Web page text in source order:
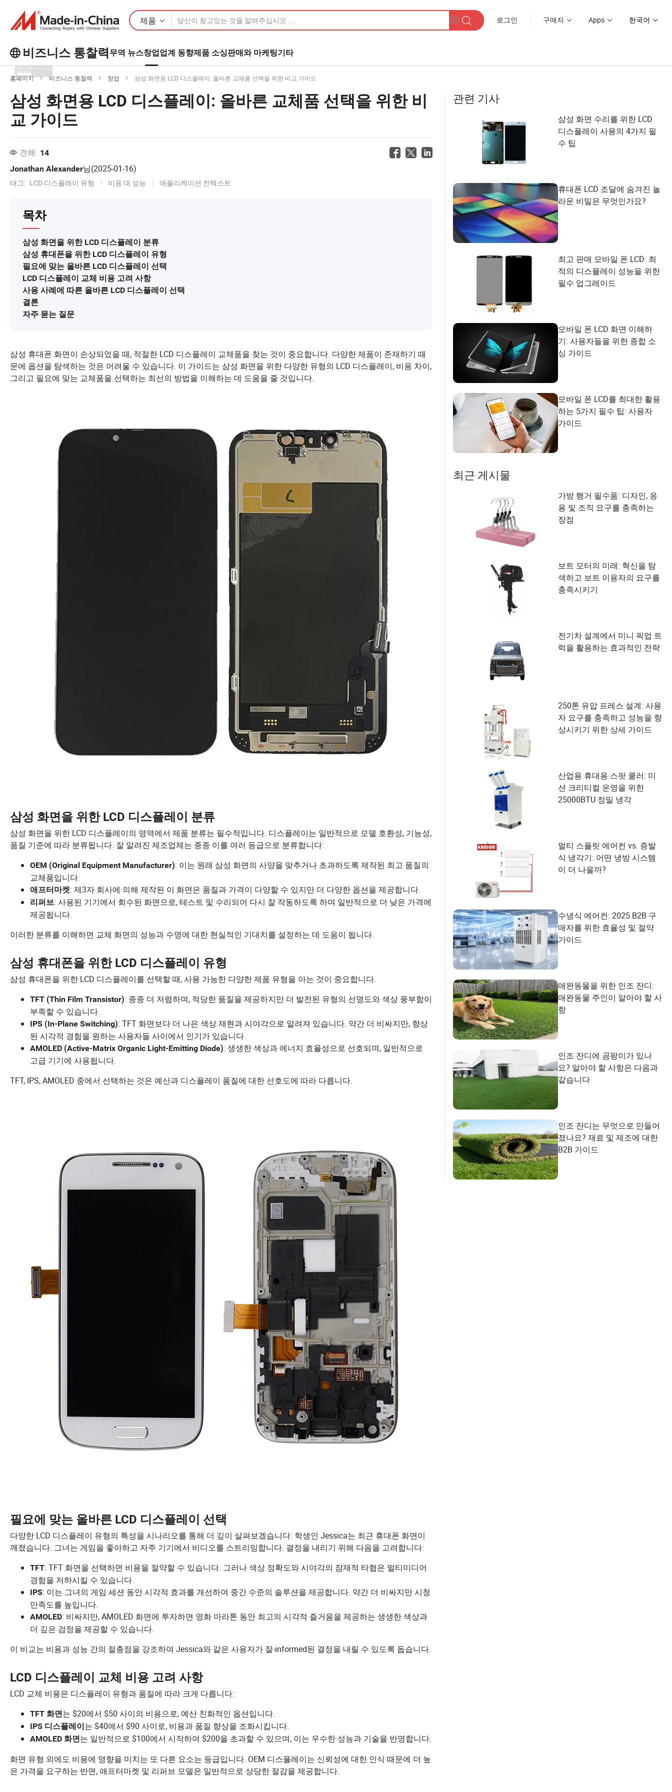
제품 로그인 구매자 Apps 한국어
비즈니스 통찰력 무역 뉴스창업업계 동향제품 소싱판매와 마케팅기타
Business Insights에서 더 많은 인기 기
더 많이보기
홈페이지 비즈니스 통찰력 창업 삼성 화면용 LCD 디스플레이: 올바른 교체품 선택을 위한 비교 가이드
삼성 화면용 LCD 디스플레이: 올바른 교체품 선택을 위한 비
교 가이드
견해: 14
Jonathan Alexander님(2025-01-16)
태그: LCD 디스플레이 유형 비용 대 성능 애플리케이션 컨텍스트
목차
삼성 화면을 위한 LCD 디스플레이 분류
삼성 휴대폰을 위한 LCD 디스플레이 유형
필요에 맞는 올바른 LCD 디스플레이 선택
LCD 디스플레이 교체 비용 고려 사항
사용 사례에 따른 올바른 LCD 디스플레이 선택
결론
자주 묻는 질문
삼성 휴대폰 화면이 손상되었을 때, 적절한 LCD 디스플레이 교체품을 찾는 것이 중요합니다. 다양한 제품이 존재하기 때
문에 옵션을 탐색하는 것은 어려울 수 있습니다. 이 가이드는 삼성 화면을 위한 다양한 유형의 LCD 디스플레이, 비용 차이,
그리고 필요에 맞는 교체품을 선택하는 최선의 방법을 이해하는 데 도움을 줄 것입니다.
삼성 화면을 위한 LCD 디스플레이 분류
삼성 화면을 위한 LCD 디스플레이의 영역에서 제품 분류는 필수적입니다. 디스플레이는 일반적으로 모델 호환성, 기능성,
품질 기준에 따라 분류됩니다. 잘 알려진 제조업체는 종종 이를 여러 등급으로 분류합니다:
OEM (Original Equipment Manufacturer): 이는 원래 삼성 화면의 사양을 맞추거나 초과하도록 제작된 최고 품질의
교체품입니다.
애프터마켓: 제3자 회사에 의해 제작된 이 화면은 품질과 가격이 다양할 수 있지만 더 다양한 옵션을 제공합니다.
리퍼브: 사용된 기기에서 회수된 화면으로, 테스트 및 수리되어 다시 잘 작동하도록 하며 일반적으로 더 낮은 가격에
제공됩니다.
이러한 분류를 이해하면 교체 화면의 성능과 수명에 대한 현실적인 기대치를 설정하는 데 도움이 됩니다.
삼성 휴대폰을 위한 LCD 디스플레이 유형
삼성 휴대폰을 위한 LCD 디스플레이를 선택할 때, 사용 가능한 다양한 제품 유형을 아는 것이 중요합니다.
TFT (Thin Film Transistor): 종종 더 저렴하며, 적당한 품질을 제공하지만 더 발전된 유형의 선명도와 색상 풍부함이
부족할 수 있습니다.
IPS (In-Plane Switching): TFT 화면보다 더 나은 색상 재현과 시야각으로 알려져 있습니다. 약간 더 비싸지만, 향상
된 시각적 경험을 원하는 사용자들 사이에서 인기가 있습니다.
AMOLED (Active-Matrix Organic Light-Emitting Diode): 생생한 색상과 에너지 효율성으로 선호되며, 일반적으로
고급 기기에 사용됩니다.
TFT, IPS, AMOLED 중에서 선택하는 것은 예산과 디스플레이 품질에 대한 선호도에 따라 다릅니다.
필요에 맞는 올바른 LCD 디스플레이 선택
다양한 LCD 디스플레이 유형의 특성을 시나리오를 통해 더 깊이 살펴보겠습니다: 학생인 Jessica는 최근 휴대폰 화면이
깨졌습니다. 그녀는 게임을 좋아하고 자주 기기에서 비디오를 스트리밍합니다. 결정을 내리기 위해 다음을 고려합니다:
TFT: TFT 화면을 선택하면 비용을 절약할 수 있습니다. 그러나 색상 정확도와 시야각의 잠재적 타협은 멀티미디어
경험을 저하시킬 수 있습니다.
IPS: 이는 그녀의 게임 세션 동안 시각적 효과를 개선하여 중간 수준의 솔루션을 제공합니다. 약간 더 비싸지만 시청
만족도를 높입니다.
AMOLED: 비싸지만, AMOLED 화면에 투자하면 영화 마라톤 동안 최고의 시각적 즐거움을 제공하는 생생한 색상과
더 깊은 검정을 제공할 수 있습니다.
이 비교는 비용과 성능 간의 절충점을 강조하여 Jessica와 같은 사용자가 잘-informed된 결정을 내릴 수 있도록 돕습니다.
LCD 디스플레이 교체 비용 고려 사항
LCD 교체 비용은 디스플레이 유형과 품질에 따라 크게 다릅니다:
TFT 화면는 $20에서 $50 사이의 비용으로, 예산 친화적인 옵션입니다.
IPS 디스플레이 는 $40에서 $90 사이로, 비용과 품질 향상을 조화시킵니다.
AMOLED 화면는 일반적으로 $100에서 시작하여 $200을 초과할 수 있으며, 이는 우수한 성능과 기술을 반영합니다.
화면 유형 외에도 비용에 영향을 미치는 또 다른 요소는 등급입니다. OEM 디스플레이는 신뢰성에 대한 인식 때문에 더 높
은 가격을 요구하는 반면, 애프터마켓 및 리퍼브 모델은 일반적으로 상당한 절감을 제공합니다.
관련 기사
삼성 화면 수리를 위한 LCD
디스플레이 사용의 4가지 필
수 팁
휴대폰 LCD 조달에 숨겨진 놀
라운 비밀은 무엇인가요?
최고 판매 모바일 폰 LCD: 최
적의 디스플레이 성능을 위한
필수 업그레이드
모바일 폰 LCD 화면 이해하
기: 사용자들을 위한 종합 소
싱 가이드
모바일 폰 LCD를 최대한 활용
하는 5가지 필수 팁: 사용자
가이드
최근 게시물
가방 행거 필수품: 디자인, 응
용 및 조직 요구를 충족하는
장점
보트 모터의 미래: 혁신을 탐
색하고 보트 이용자의 요구를
충족시키기
전기차 설계에서 미니 픽업 트
럭을 활용하는 효과적인 전략
250톤 유압 프레스 설계: 사용
자 요구를 충족하고 성능을 향
상시키기 위한 상세 가이드
산업용 휴대용 스팟 쿨러: 미
션 크리티컬 운영을 위한
25000BTU 정밀 냉각
멀티 스플릿 에어컨 vs. 증발
식 냉각기: 어떤 냉방 시스템
이 더 나을까?
수냉식 에어컨: 2025 B2B 구
매자를 위한 효율성 및 절약
가이드
애완동물을 위한 인조 잔디:
애완동물 주인이 알아야 할 사
항
인조 잔디에 곰팡이가 있나
요? 알아야 할 사항은 다음과
같습니다
인조 잔디는 무엇으로 만들어
졌나요? 재료 및 제조에 대한
B2B 가이드